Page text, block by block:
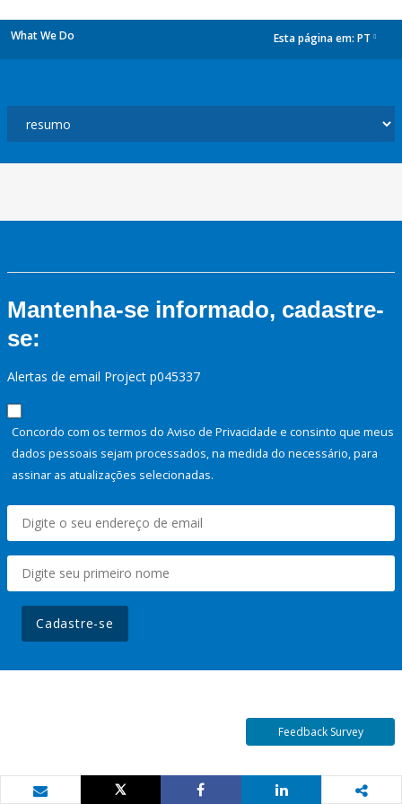
What We Do Esta página em: PT
Mantenha-se informado, cadastre-
se:
Alertas de email Project p045337
Concordo com os termos do Aviso de Privacidade e consinto que meus
dados pessoais sejam processados, na medida do necessário, para
assinar as atualizações selecionadas.
Cadastre-se
Feedback Survey